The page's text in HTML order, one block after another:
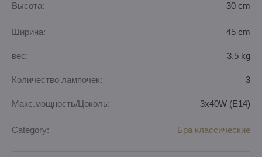
Высота: 30 cm
Ширина: 45 cm
вес: 3,5 kg
Количество лампочек: 3
Макс.мощность/Цоколь: 3x40W (E14)
Category: Бра классические